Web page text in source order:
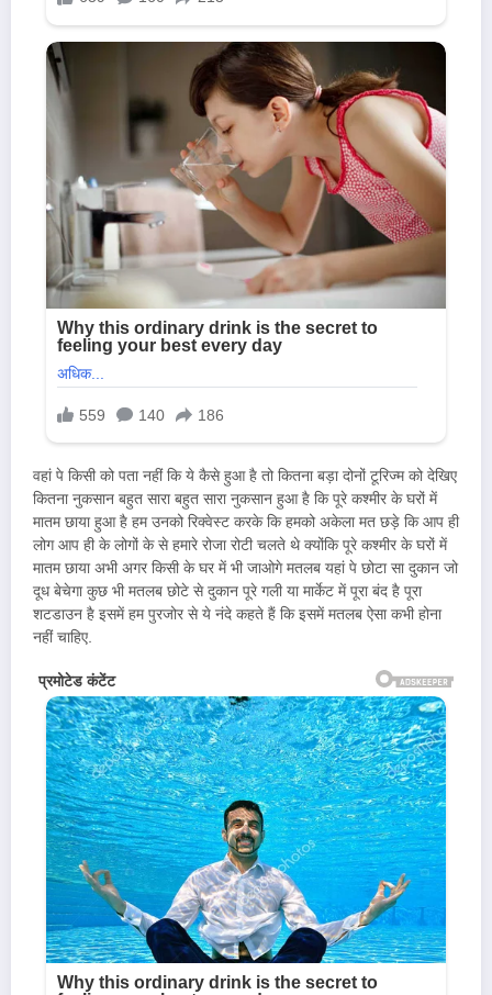
वहां पे किसी को पता नहीं कि ये कैसे हुआ है तो कितना बड़ा दोनों टूरिज्म को देखिए
कितना नुकसान बहुत सारा बहुत सारा नुकसान हुआ है कि पूरे कश्मीर के घरों में
मातम छाया हुआ है हम उनको रिक्वेस्ट करके कि हमको अकेला मत छड़े कि आप ही
लोग आप ही के लोगों के से हमारे रोजा रोटी चलते थे क्योंकि पूरे कश्मीर के घरों में
मातम छाया अभी अगर किसी के घर में भी जाओगे मतलब यहां पे छोटा सा दुकान जो
दूध बेचेगा कुछ भी मतलब छोटे से दुकान पूरे गली या मार्केट में पूरा बंद है पूरा
शटडाउन है इसमें हम पुरजोर से ये नंदे कहते हैं कि इसमें मतलब ऐसा कभी होना
नहीं चाहिए.